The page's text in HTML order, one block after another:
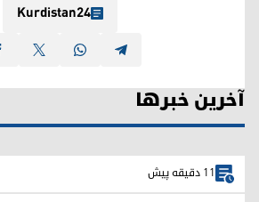
Kurdistan24
آخرین خبرها
11 دقیقه پیش